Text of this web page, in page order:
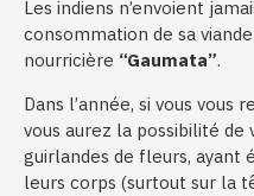
Les indiens n’envoient
consommation de sa
nourricière “Gaumata”.
Dans l’année, si vous vous
vous aurez la possibilité de
guirlandes de fleurs, ayant
leurs corps (surtout sur la